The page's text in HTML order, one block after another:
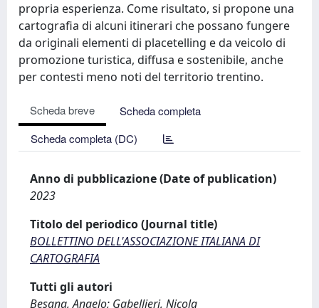
propria esperienza. Come risultato, si propone una
cartografia di alcuni itinerari che possano fungere
da originali elementi di placetelling e da veicolo di
promozione turistica, diffusa e sostenibile, anche
per contesti meno noti del territorio trentino.
Scheda breve
Scheda completa
Scheda completa (DC)
Anno di pubblicazione (Date of publication)
2023
Titolo del periodico (Journal title)
BOLLETTINO DELL'ASSOCIAZIONE ITALIANA DI
CARTOGRAFIA
Tutti gli autori
Besana, Angelo; Gabellieri, Nicola